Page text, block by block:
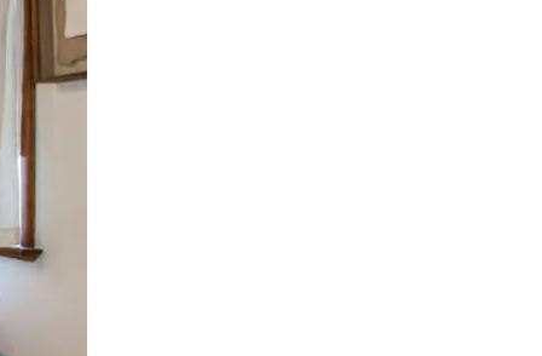
tocando y deslizando la pantalla.